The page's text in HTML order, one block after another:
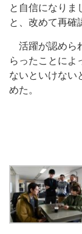
と自信になりま
と、改めて再確
活躍が認めら
らったことによ
ないといけない
めた。